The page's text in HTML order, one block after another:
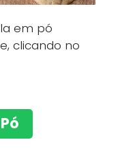
em pó
clicando no